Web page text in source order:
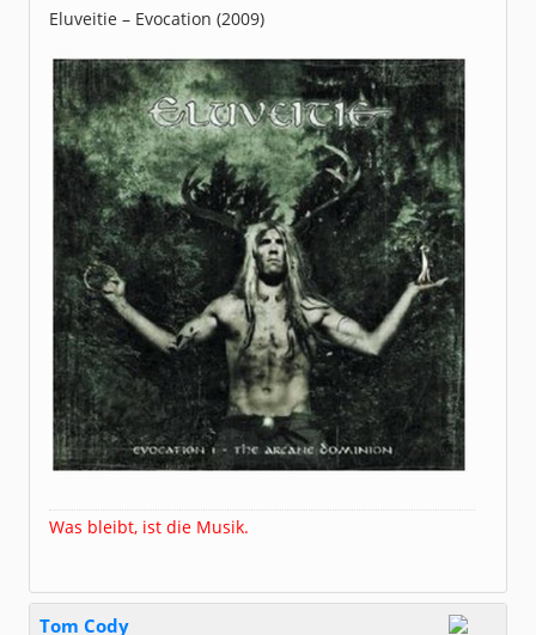
Dabei seit:
04 / 2006
Eluveitie – Evocation (2009)
Was bleibt, ist die Musik.
Tom Cody